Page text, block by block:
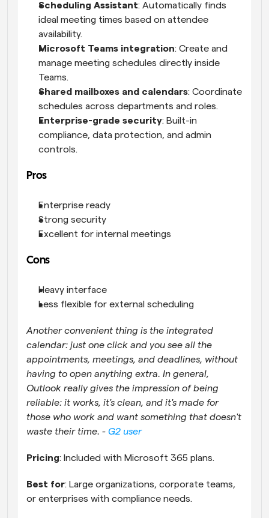
Scheduling Assistant: Automatically finds
ideal meeting times based on attendee
availability.
Microsoft Teams integration: Create and
manage meeting schedules directly inside
Teams.
Shared mailboxes and calendars: Coordinate
schedules across departments and roles.
Enterprise-grade security: Built-in
compliance, data protection, and admin
controls.
Pros
Enterprise ready
Strong security
Excellent for internal meetings
Cons
Heavy interface
Less flexible for external scheduling
Another convenient thing is the integrated
calendar: just one click and you see all the
appointments, meetings, and deadlines, without
having to open anything extra. In general,
Outlook really gives the impression of being
reliable: it works, it's clean, and it's made for
those who work and want something that doesn't
waste their time. - G2 user
Pricing: Included with Microsoft 365 plans.
Best for: Large organizations, corporate teams,
or enterprises with compliance needs.